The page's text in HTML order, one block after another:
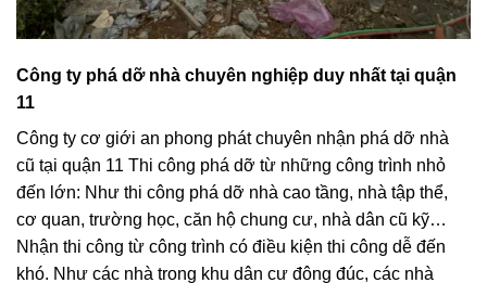
Công ty phá dỡ nhà chuyên nghiệp duy nhất tại quận
11
Công ty cơ giới an phong phát chuyên nhận phá dỡ nhà
cũ tại quận 11 Thi công phá dỡ từ những công trình nhỏ
đến lớn: Như thi công phá dỡ nhà cao tầng, nhà tập thể,
cơ quan, trường học, căn hộ chung cư, nhà dân cũ kỹ…
Nhận thi công từ công trình có điều kiện thi công dễ đến
khó. Như các nhà trong khu dân cư đông đúc, các nhà